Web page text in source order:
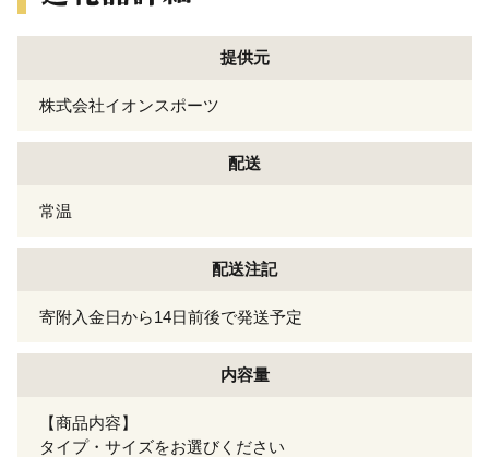
提供元
株式会社イオンスポーツ
配送
常温
配送注記
寄附入金日から14日前後で発送予定
内容量
【商品内容】
タイプ・サイズをお選びください